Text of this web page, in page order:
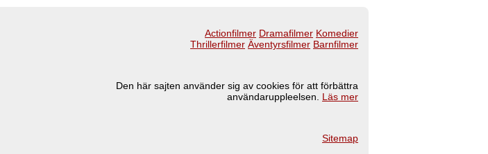
Actionfilmer Dramafilmer Komedier
Thrillerfilmer Äventyrsfilmer Barnfilmer
Den här sajten använder sig av cookies för att förbättra
användaruppleelsen. Läs mer
Sitemap